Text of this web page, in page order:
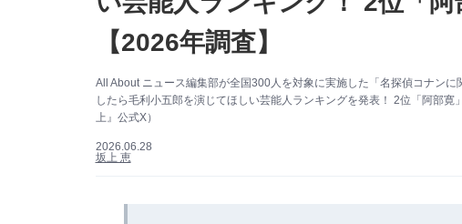
【2026年調査】
All About ニュース編集部が全国300人を対象に実施した「名探偵コナン
したら毛利小五郎を演じてほしい芸能人ランキングを発表！ 2位「阿部
上』公式X）
2026.06.28
坂上 恵